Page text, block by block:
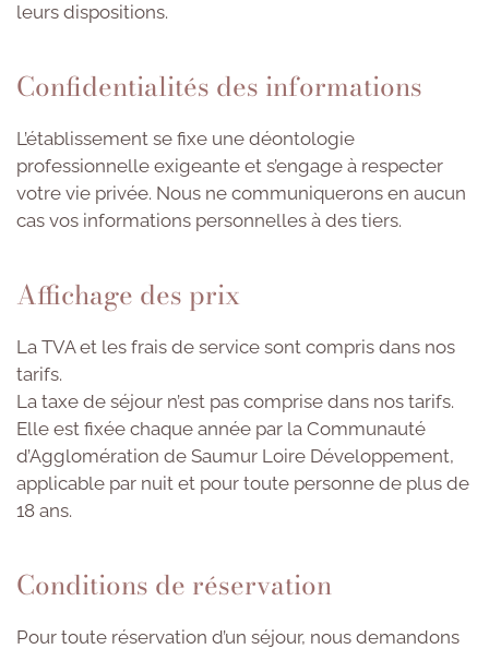
leurs dispositions.
Confidentialités des informations
L’établissement se fixe une déontologie
professionnelle exigeante et s’engage à respecter
votre vie privée. Nous ne communiquerons en aucun
cas vos informations personnelles à des tiers.
Affichage des prix
La TVA et les frais de service sont compris dans nos
tarifs.
La taxe de séjour n’est pas comprise dans nos tarifs.
Elle est fixée chaque année par la Communauté
d’Agglomération de Saumur Loire Développement,
applicable par nuit et pour toute personne de plus de
18 ans.
Conditions de réservation
Pour toute réservation d’un séjour, nous demandons